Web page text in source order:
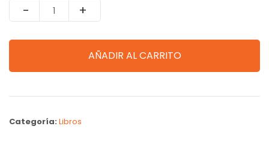
Quantity
AÑADIR AL CARRITO
Categoría: Libros